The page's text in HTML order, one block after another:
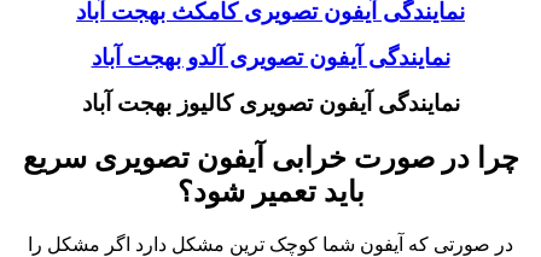
نمایندگی آیفون تصویری کامکث بهجت آباد
نمایندگی آیفون تصویری آلدو بهجت آباد
نمایندگی آیفون تصویری کالیوز بهجت آباد
چرا در صورت خرابی آیفون تصویری سریع
باید تعمیر شود؟
در صورتی که آیفون شما کوچک ترین مشکل دارد اگر مشکل را